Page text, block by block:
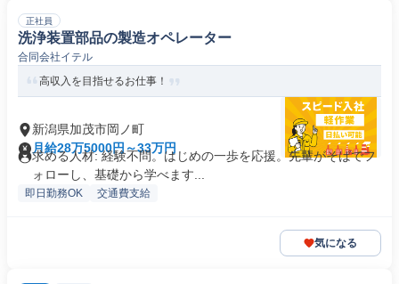
正社員
洗浄装置部品の製造オペレーター
合同会社イテル
高収入を目指せるお仕事！
新潟県加茂市岡ノ町
月給28万5000円～33万円
求める人材: 経験不問。はじめの一歩を応援。先輩がそばでフ
ォローし、基礎から学べます...
即日勤務OK 交通費支給
気になる